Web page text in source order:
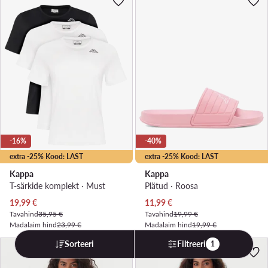
extra -25% Kood: LAST
-16%
Kappa
T-särkide komplekt · Must
Praegune hind
19,99€
Tavahind35,95 €
Madalaim hind23,99 €
extra -25% Kood: LAST
-40%
Kappa
Plätud · Roosa
Praegune hind
11,99€
Tavahind19,99 €
Madalaim hind19,99 €
Sorteeri Filtreeri 1